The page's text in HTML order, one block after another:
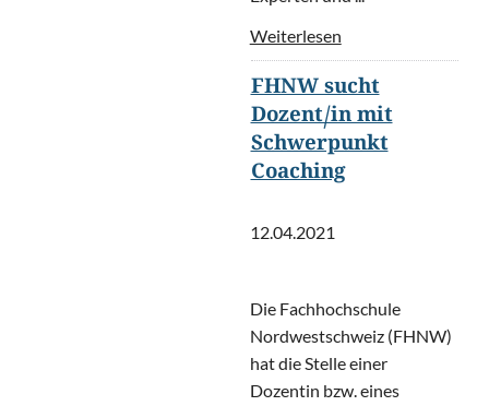
Weiterlesen
FHNW sucht
Dozent/in mit
Schwerpunkt
Coaching
12.04.2021
Die Fachhochschule
Nordwestschweiz (FHNW)
hat die Stelle einer
Dozentin bzw. eines